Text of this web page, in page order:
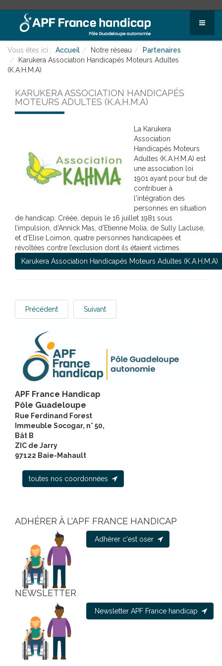
Vous êtes ici : Accueil Notre réseau
Partenaires
Karukera Association Handicapés Moteurs Adultes
(K.A.H.M.A)
KARUKERA ASSOCIATION HANDICAPÉS
MOTEURS ADULTES (K.A.H.M.A)
La Karukera
Association
Handicapés Moteurs
Adultes (K.A.H.M.A) est
une association loi
1901 ayant pour but de
contribuer à
l'intégration des
personnes en situation
de handicap. Créée, depuis le 16 juillet 1981 sous
l’impulsion, d’Annick Mas, d’Etienne Molia, de Sully Lacluse,
et d’Elise Loimon, quatre personnes handicapées et
révoltées contre l’exclusion dont ils étaient victimes.
Karukera Association Handicapés Moteurs Adultes (K.A.H.M.A)
Précédent Suivant
APF France Handicap
Pôle Guadeloupe
Rue Ferdinand Forest
Immeuble Socogar, n° 50,
Bât B
ZIC de Jarry
97122 Baie-Mahault
toutes nos coordonnées
ADHÉRER À L'APF FRANCE HANDICAP
Adhérer c'est oser
NEWSLETTER
Newsletter APF France handicap